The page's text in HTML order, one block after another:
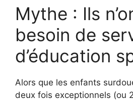
Mythe : Ils
besoin de
d’éducation
Alors que les enfants
deux fois exceptionnels (ou